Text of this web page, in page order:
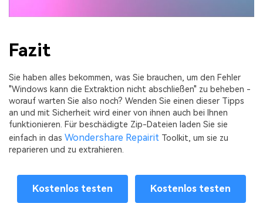
Fazit
Sie haben alles bekommen, was Sie brauchen, um den Fehler
"Windows kann die Extraktion nicht abschließen" zu beheben -
worauf warten Sie also noch? Wenden Sie einen dieser Tipps
an und mit Sicherheit wird einer von ihnen auch bei Ihnen
funktionieren. Für beschädigte Zip-Dateien laden Sie sie
einfach in das Wondershare Repairit Toolkit, um sie zu
reparieren und zu extrahieren.
Kostenlos testen Kostenlos testen